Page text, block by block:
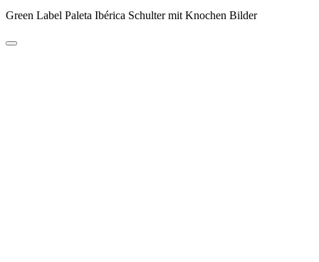
Green Label Paleta Ibérica Schulter mit Knochen Bilder